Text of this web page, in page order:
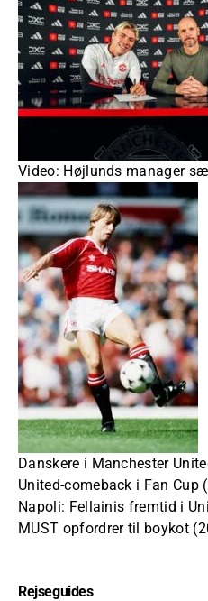
Video: Højlunds manager
Danskere i Manchester
United-comeback i Fan Cup
Napoli: Fellainis fremtid i
MUST opfordrer til boykot
Rejseguides